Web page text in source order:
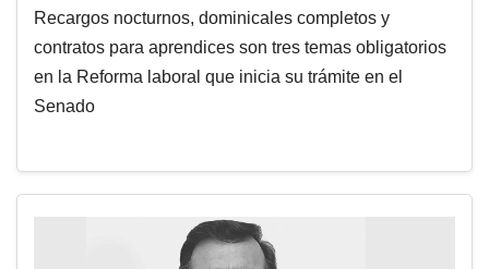
Recargos nocturnos, dominicales completos y
contratos para aprendices son tres temas obligatorios
en la Reforma laboral que inicia su trámite en el
Senado